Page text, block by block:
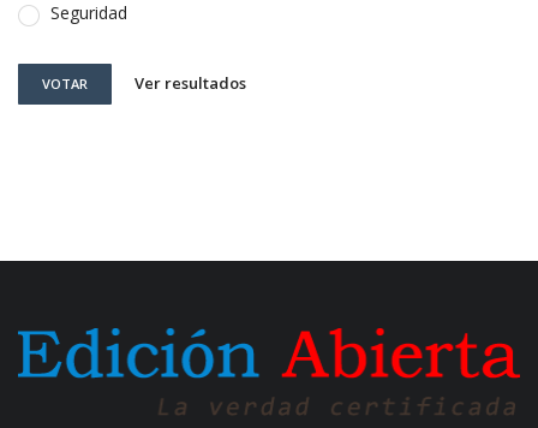
Seguridad
VOTAR Ver resultados